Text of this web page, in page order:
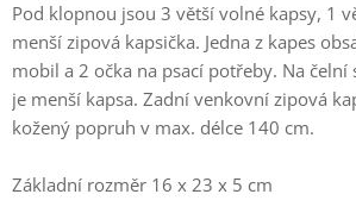
Pod klopnou jsou 3 větší volné kapsy, 1
menší zipová kapsička. Jedna z kapes
mobil a 2 očka na psací potřeby. Na
je menší kapsa. Zadní venkovní zipová
kožený popruh v max. délce 140 cm.
Základní rozměr 16 x 23 x 5 cm